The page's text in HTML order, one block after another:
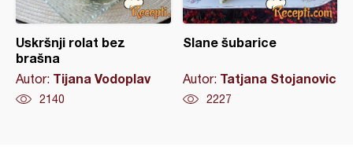
Uskršnji rolat bez
brašna
Autor: Tijana Vodoplav
2140
Slane šubarice
Autor: Tatjana Stojanovic
2227